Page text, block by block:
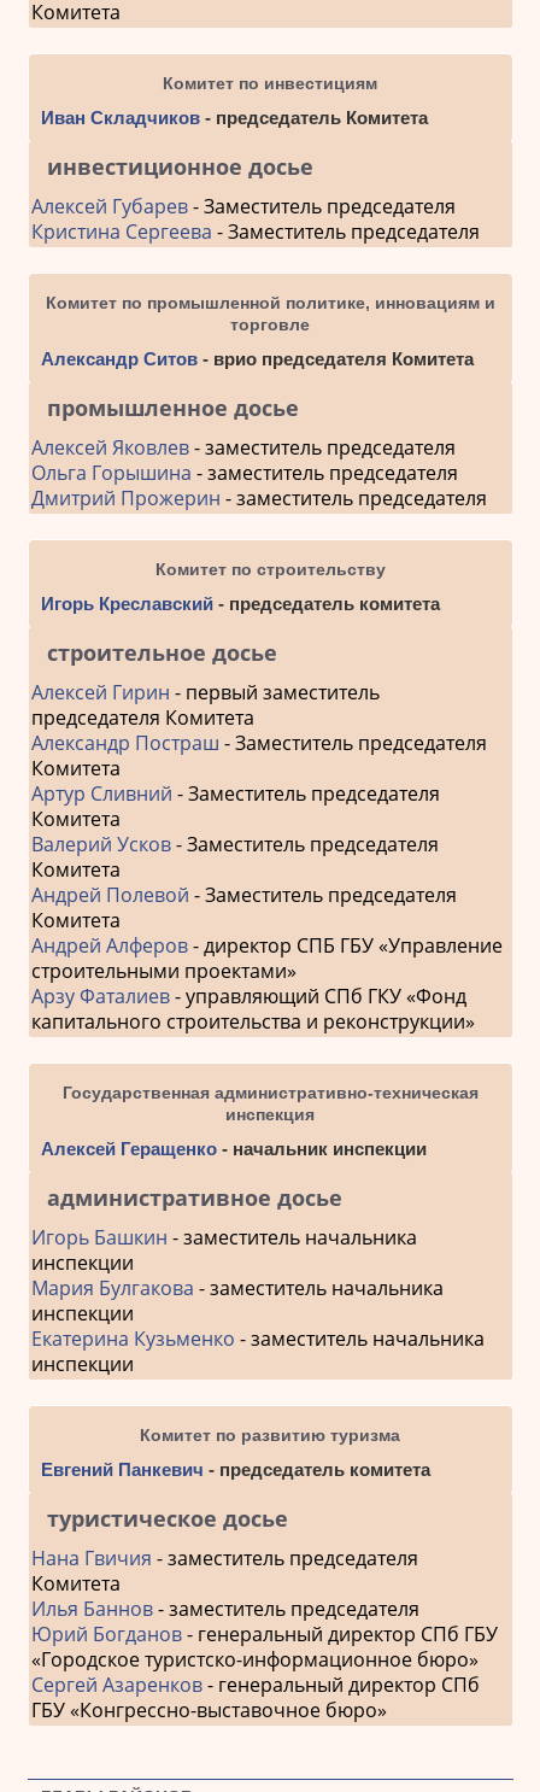
Комитета
Комитет по инвестициям
Иван Складчиков- председатель Комитета
инвестиционное досье
Алексей Губарев- Заместитель председателя
Кристина Сергеева - Заместитель председателя
Комитет по промышленной политике, инновациям и
торговле
Александр Ситов- врио председателя Комитета
промышленное досье
Алексей Яковлев- заместитель председателя
Ольга Горышина - заместитель председателя
Дмитрий Прожерин - заместитель председателя
Комитет по строительству
Игорь Креславский - председатель комитета
строительное досье
Алексей Гирин - первый заместитель
председателя Комитета
Александр Постраш - Заместитель председателя
Комитета
Артур Сливний - Заместитель председателя
Комитета
Валерий Усков- Заместитель председателя
Комитета
Андрей Полевой - Заместитель председателя
Комитета
Андрей Алферов- директор СПБ ГБУ «Управление
строительными проектами»
Арзу Фаталиев- управляющий СПб ГКУ «Фонд
капитального строительства и реконструкции»
Государственная административно-техническая
инспекция
Алексей Геращенко- начальник инспекции
административное досье
Игорь Башкин - заместитель начальника
инспекции
Мария Булгакова - заместитель начальника
инспекции
Екатерина Кузьменко - заместитель начальника
инспекции
Комитет по развитию туризма
Евгений Панкевич - председатель комитета
туристическое досье
Нана Гвичия - заместитель председателя
Комитета
Илья Баннов- заместитель председателя
Юрий Богданов- генеральный директор СПб ГБУ
«Городское туристско-информационное бюро»
Сергей Азаренков- генеральный директор СПб
ГБУ «Конгрессно-выставочное бюро»